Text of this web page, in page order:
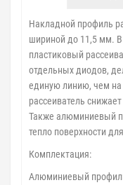
Накладной профиль
шириной до 11,5 мм. В
пластиковый
отдельных диодов,
единую линию, чем на
рассеиватель
Также алюминиевый
тепло поверхности
Комплектация:
Алюминиевый